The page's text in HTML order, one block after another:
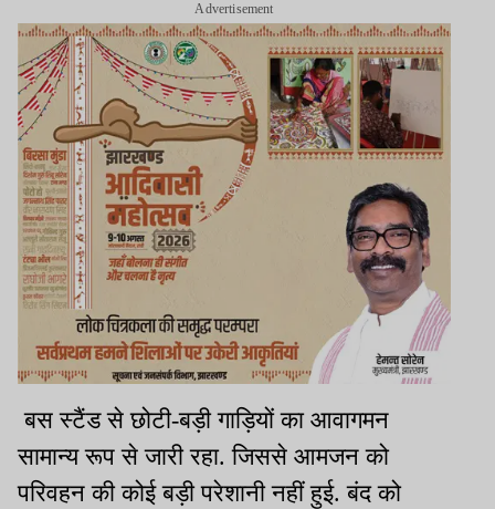
Advertisement
बस स्टैंड से छोटी-बड़ी गाड़ियों का आवागमन
सामान्य रूप से जारी रहा. जिससे आमजन को
परिवहन की कोई बड़ी परेशानी नहीं हुई. बंद को